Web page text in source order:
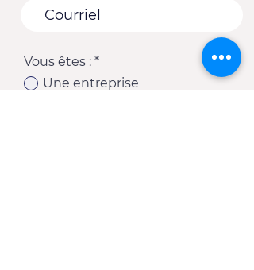
Vous êtes : *
Une entreprise